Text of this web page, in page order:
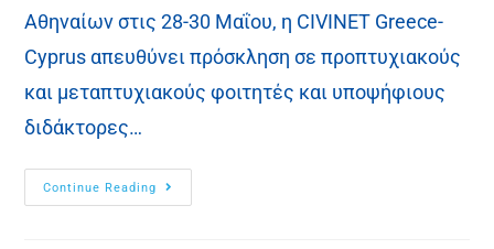
Αθηναίων στις 28-30 Μαΐου, η CIVINET Greece-
Cyprus απευθύνει πρόσκληση σε προπτυχιακούς
και μεταπτυχιακούς φοιτητές και υποψήφιους
διδάκτορες…
Continue Reading